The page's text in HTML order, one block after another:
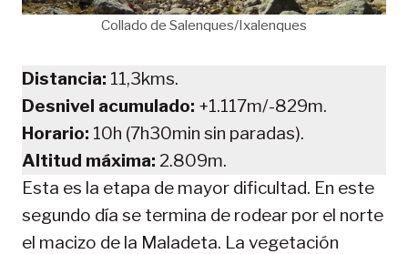
Collado de Salenques/Ixalenques
Distancia: 11,3kms.
Desnivel acumulado: +1.117m/-829m.
Horario: 10h (7h30min sin paradas).
Altitud máxima: 2.809m.
Esta es la etapa de mayor dificultad. En este
segundo día se termina de rodear por el norte
el macizo de la Maladeta. La vegetación